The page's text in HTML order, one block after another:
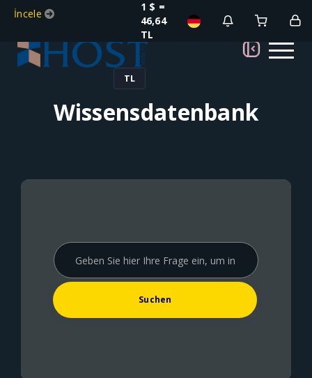
İncele
1 $ =
46,64
TL
TL
Wissensdatenbank